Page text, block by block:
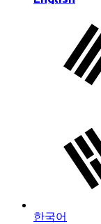
한국어